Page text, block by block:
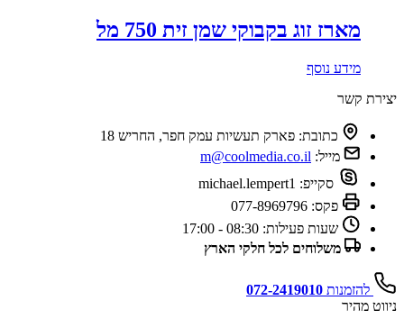
מארז זוג בקבוקי שמן זית 750 מל
מידע נוסף
יצירת קשר
כתובת: פארק תעשיות עמק חפר, החריש 18
מייל: m@coolmedia.co.il
סקייפ: michael.lempert1
פקס: 077-8969796
שעות פעילות: 08:30 - 17:00
משלוחים לכל חלקי הארץ
להזמנות 072-2419010
ניווט מהיר